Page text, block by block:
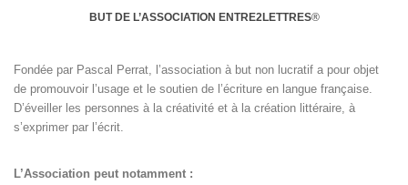
BUT DE L’ASSOCIATION ENTRE2LETTRES®
Fondée par Pascal Perrat, l’association à but non lucratif a pour objet
de promouvoir l’usage et le soutien de l’écriture en langue française.
D’éveiller les personnes à la créativité et à la création littéraire, à
s’exprimer par l’écrit.
L’Association peut notamment :